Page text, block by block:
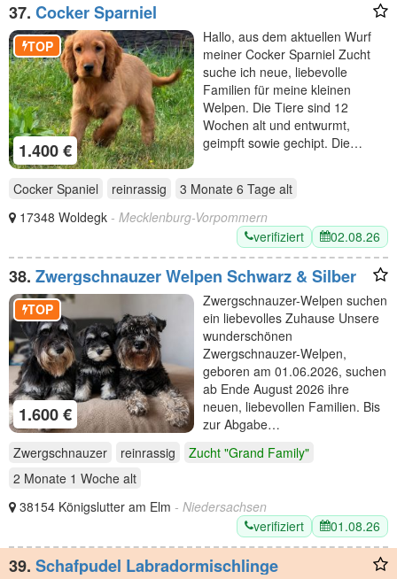
37. Cocker Sparniel
1.400 €
TOP
Hallo, aus dem aktuellen Wurf
meiner Cocker Sparniel Zucht
suche ich neue, liebevolle
Familien für meine kleinen
Welpen. Die Tiere sind 12
Wochen alt und entwurmt,
geimpft sowie gechipt. Die…
Cocker Spaniel reinrassig 3 Monate 6 Tage alt
17348 Woldegk - Mecklenburg-Vorpommern
verifiziert
02.08.26
38. Zwergschnauzer Welpen Schwarz & Silber
1.600 €
TOP
Zwergschnauzer-Welpen suchen
ein liebevolles Zuhause Unsere
wunderschönen
Zwergschnauzer-Welpen,
geboren am 01.06.2026, suchen
ab Ende August 2026 ihre
neuen, liebevollen Familien. Bis
zur Abgabe…
Zwergschnauzer
reinrassig
Zucht "Grand Family"
2 Monate 1 Woche alt
38154 Königslutter am Elm - Niedersachsen
verifiziert
01.08.26
39. Schafpudel Labradormischlinge